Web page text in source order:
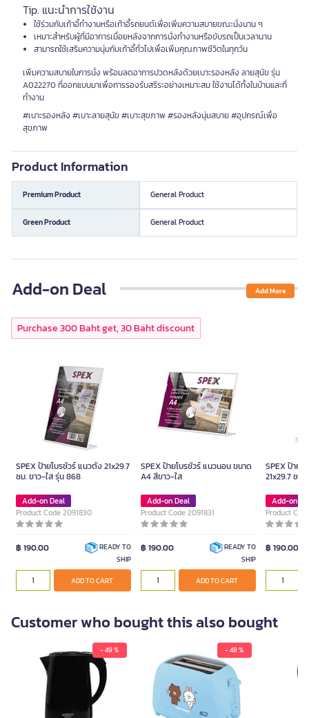
Tip. แนะนำการใช้งาน
ใช้ร่วมกับเก้าอี้ทำงานหรือเก้าอี้รถยนต์เพื่อเพิ่มความสบายขณะนั่งนาน ๆ
เหมาะสำหรับผู้ที่มีอาการเมื่อยหลังจากการนั่งทำงานหรือขับรถเป็นเวลานาน
สามารถใช้เสริมความนุ่มกับเก้าอี้ทั่วไปเพื่อเพิ่มคุณภาพชีวิตในทุกวัน
เพิ่มความสบายในการนั่ง พร้อมลดอาการปวดหลังด้วยเบาะรองหลัง ลายสุนัข รุ่น
A022270 ที่ออกแบบมาเพื่อการรองรับสรีระอย่างเหมาะสม ใช้งานได้ทั้งในบ้านและที่
ทำงาน
#เบาะรองหลัง #เบาะลายสุนัข #เบาะสุขภาพ #รองหลังนุ่มสบาย #อุปกรณ์เพื่อ
สุขภาพ
Product Information
Premium Product General Product
Green Product General Product
Add-on Deal Add More
Purchase 300 Baht get, 30 Baht discount
SPEX ป้ายโบรชัวร์ แนวตั้ง 21x29.7
ซม. ขาว-ใส รุ่น 868
Add-on Deal
Product Code 2091830
฿ 190.00
READY TO
SHIP
ADD TO CART
SPEX ป้ายโบรชัวร์ แนวนอน ขนาด
A4 สีขาว-ใส
Add-on Deal
Product Code 2091831
฿ 190.00
READY TO
SHIP
ADD TO CART
SPEX ป้าย
21x29.7 ซม.
Add-on
Product
฿ 190.00
Customer who bought this also bought
- 49 % - 48 %